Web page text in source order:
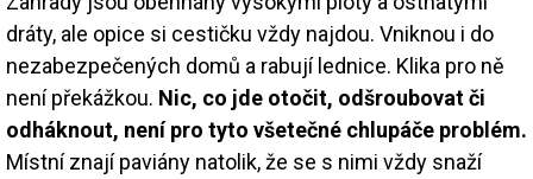
dráty, ale opice si cestičku vždy najdou. Vniknou i do
nezabezpečených domů a rabují lednice. Klika pro ně
není překážkou. Nic, co jde otočit, odšroubovat či
odháknout, není pro tyto všetečné chlupáče problém.
Místní znají paviány natolik, že se s nimi vždy snaží